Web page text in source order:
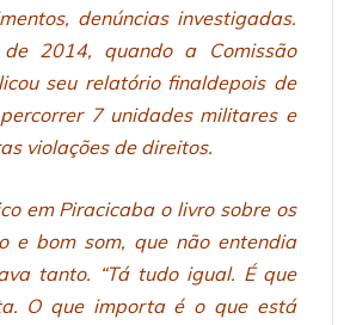
denúncias investigadas.
2014, quando a Comissão
seu relatório finaldepois de
7 unidades militares e
violações de direitos.
em Piracicaba o livro sobre os
e bom som, que não entendia
tanto. “Tá tudo igual. É que
O que importa é o que está